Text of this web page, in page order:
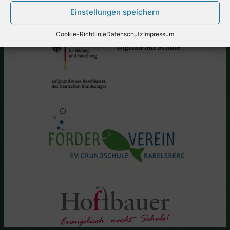
Einstellungen speichern
Cookie-RichtlinieDatenschutzImpressum